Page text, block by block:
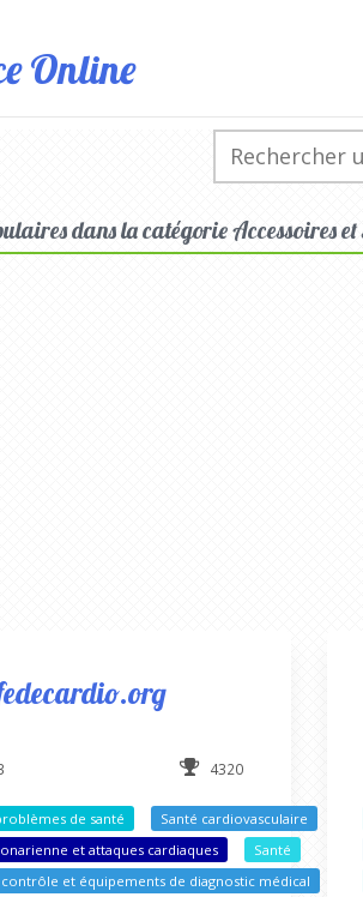
Online
dans la catégorie Accessoires
4320
de santé
Santé cardiovasculaire
et attaques cardiaques
Santé
et équipements de diagnostic médical